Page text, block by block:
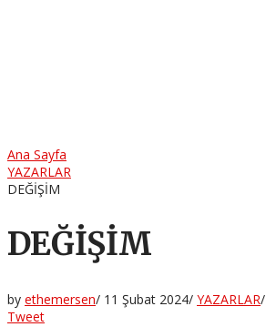
Ana Sayfa
YAZARLAR
DEĞİŞİM
DEĞİŞİM
by ethemersen/ 11 Şubat 2024/ YAZARLAR/
Tweet